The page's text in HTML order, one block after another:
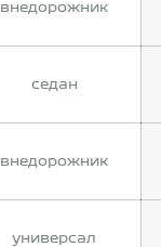
внедорожник
седан
внедорожник
универсал